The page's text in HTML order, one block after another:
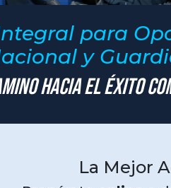
para
y
hacia el Éxito
La Mejor